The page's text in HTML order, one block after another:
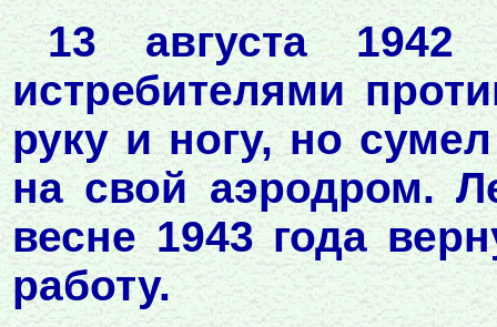
13 августа
истребителями
руку и ногу, но
на свой аэродром.
весне 1943 года
работу.